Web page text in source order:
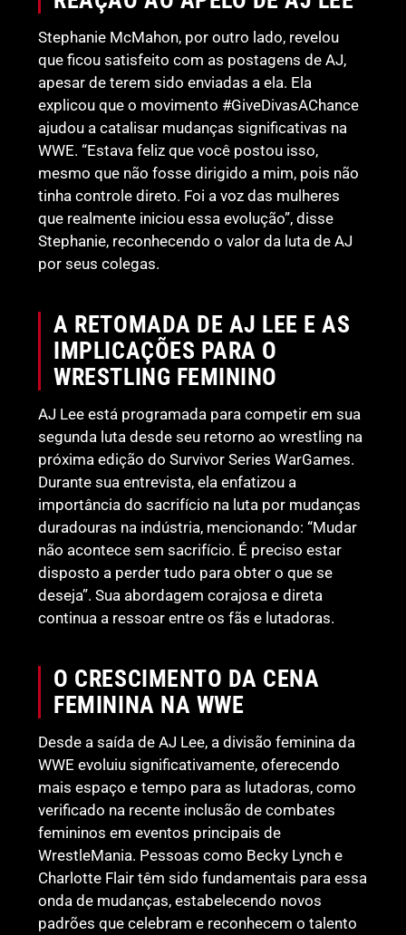
Stephanie McMahon, por outro lado, revelou
que ficou satisfeito com as postagens de AJ,
apesar de terem sido enviadas a ela. Ela
explicou que o movimento #GiveDivasAChance
ajudou a catalisar mudanças significativas na
WWE. “Estava feliz que você postou isso,
mesmo que não fosse dirigido a mim, pois não
tinha controle direto. Foi a voz das mulheres
que realmente iniciou essa evolução”, disse
Stephanie, reconhecendo o valor da luta de AJ
por seus colegas.
A RETOMADA DE AJ LEE E AS
IMPLICAÇÕES PARA O
WRESTLING FEMININO
AJ Lee está programada para competir em sua
segunda luta desde seu retorno ao wrestling na
próxima edição do Survivor Series WarGames.
Durante sua entrevista, ela enfatizou a
importância do sacrifício na luta por mudanças
duradouras na indústria, mencionando: “Mudar
não acontece sem sacrifício. É preciso estar
disposto a perder tudo para obter o que se
deseja”. Sua abordagem corajosa e direta
continua a ressoar entre os fãs e lutadoras.
O CRESCIMENTO DA CENA
FEMININA NA WWE
Desde a saída de AJ Lee, a divisão feminina da
WWE evoluiu significativamente, oferecendo
mais espaço e tempo para as lutadoras, como
verificado na recente inclusão de combates
femininos em eventos principais de
WrestleMania. Pessoas como Becky Lynch e
Charlotte Flair têm sido fundamentais para essa
onda de mudanças, estabelecendo novos
padrões que celebram e reconhecem o talento